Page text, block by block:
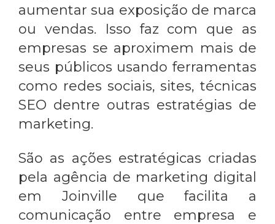
aumentar sua exposição de marca
ou vendas. Isso faz com que as
empresas se aproximem mais de
seus públicos usando ferramentas
como redes sociais, sites, técnicas
SEO dentre outras estratégias de
marketing.
São as ações estratégicas criadas
pela agência de marketing digital
em Joinville que facilita a
comunicação entre empresa e